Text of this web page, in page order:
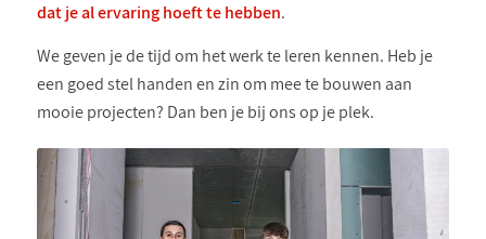
dat je al ervaring hoeft te hebben.
We geven je de tijd om het werk te leren kennen. Heb je
een goed stel handen en zin om mee te bouwen aan
mooie projecten? Dan ben je bij ons op je plek.